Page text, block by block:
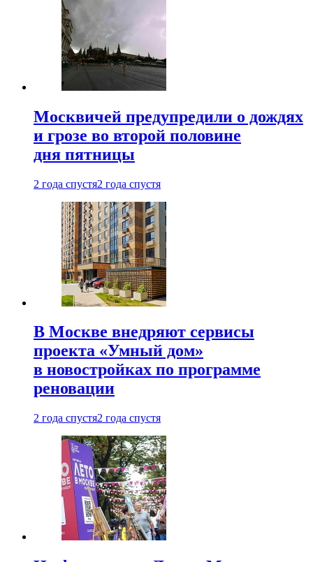
Москвичей предупредили о дождях
и грозе во второй половине
дня пятницы
2 года спустя2 года спустя
В Москве внедряют сервисы
проекта «Умный дом»
в новостройках по программе
реновации
2 года спустя2 года спустя